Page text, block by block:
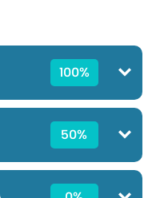
100%
50%